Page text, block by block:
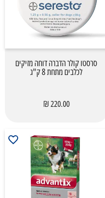
סרסטו קולר הדברה דוחה מזיקים
לכלבים מתחת 8 ק"ג
220.00 ₪